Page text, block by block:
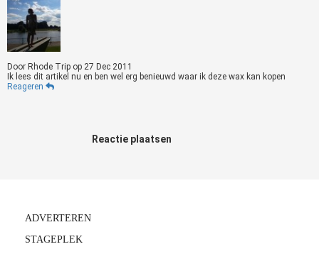
Door Rhode Trip op 27 Dec 2011
Ik lees dit artikel nu en ben wel erg benieuwd waar ik deze wax kan kopen
Reageren
Reactie plaatsen
ADVERTEREN
STAGEPLEK